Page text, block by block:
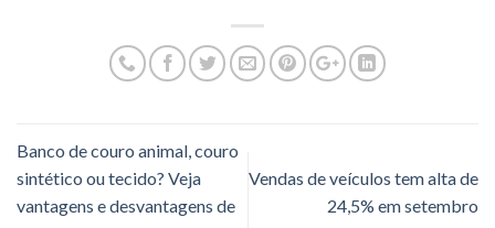
Banco de couro animal, couro
sintético ou tecido? Veja
vantagens e desvantagens de
Vendas de veículos tem alta de
24,5% em setembro